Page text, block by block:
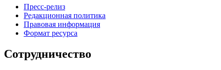
Пресс-релиз
Редакционная политика
Правовая информация
Формат ресурса
Сотрудничество